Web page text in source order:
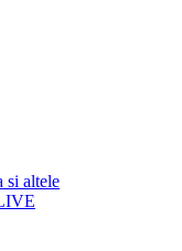
si altele